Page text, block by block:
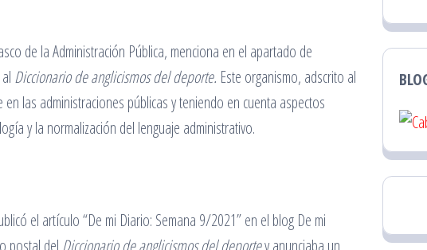
de la Administración Pública, menciona en el apartado de
Diccionario de anglicismos del deporte. Este organismo, adscrito al
las administraciones públicas y teniendo en cuenta aspectos
y la normalización del lenguaje administrativo.
el artículo “De mi Diario: Semana 9/2021” en el blog De mi
postal del Diccionario de anglicismos del deportey anunciaba un